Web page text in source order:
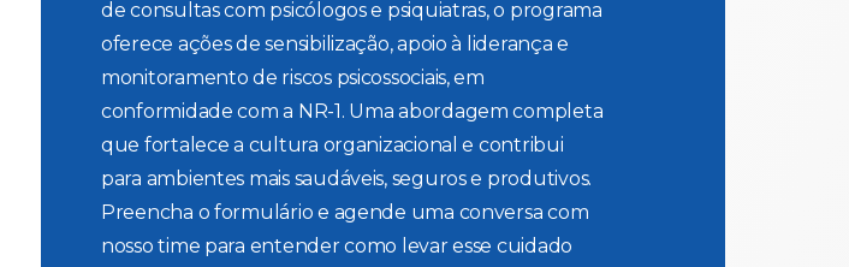
de consultas com psicólogos e psiquiatras, o programa
oferece ações de sensibilização, apoio à liderança e
monitoramento de riscos psicossociais, em
conformidade com a NR-1. Uma abordagem completa
que fortalece a cultura organizacional e contribui
para ambientes mais saudáveis, seguros e produtivos.
Preencha o formulário e agende uma conversa com
nosso time para entender como levar esse cuidado